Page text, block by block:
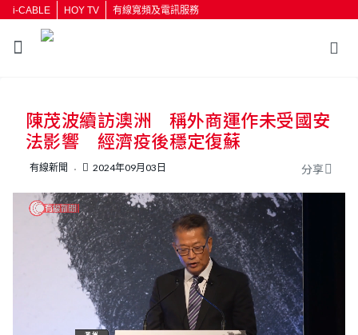
i-CABLE HOY TV 有線寬頻及電訊服務
按輸入鍵開始搜尋
陳茂波續訪澳洲 稱外商運作未受國安
法影響 經濟疫後穩定復蘇
有線新聞 2024年09月03日 分享